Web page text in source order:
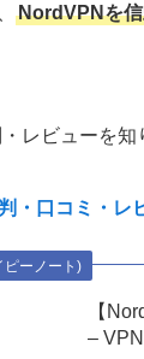
NordVPNを
レビューを知
・口コミ・レ
ピーノート)
【
–